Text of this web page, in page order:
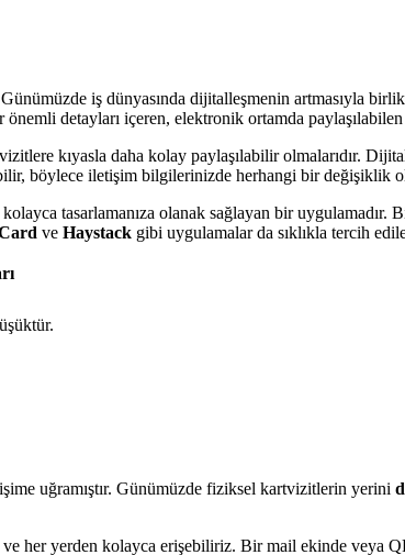
iş dünyasında dijitalleşmenin artmasıyla
detayları içeren, elektronik ortamda
kıyasla daha kolay paylaşılabilir olmalarıdır.
böylece iletişim bilgilerinizde herhangi bir değişiklik
tasarlamanıza olanak sağlayan bir uygulamadır.
ve Haystack gibi uygulamalar da sıklıkla tercih
uğramıştır. Günümüzde fiziksel kartvizitlerin yerini
her yerden kolayca erişebiliriz. Bir mail ekinde veya